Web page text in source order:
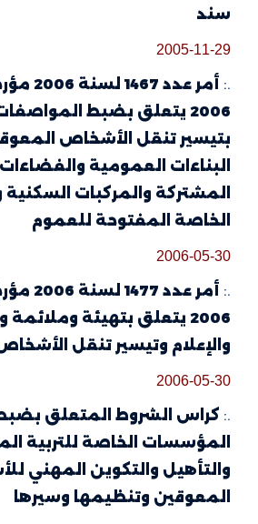
2005-
2006 يتعلق بضبط المواصفات
تنقل الأشخاص المعوقين
العمومية والفضاءات
والمركبات السكنية
المفتوحة للعموم
2006-
2006 يتعلق بتهيئة وملائمة وسائل
وتيسير تنقل الأشخاص
2006-
الشروط المتعلق بضبط
الخاصة للتربية المختصة
والتكوين المهني للأشخاص
وتنظيمها وسيرها